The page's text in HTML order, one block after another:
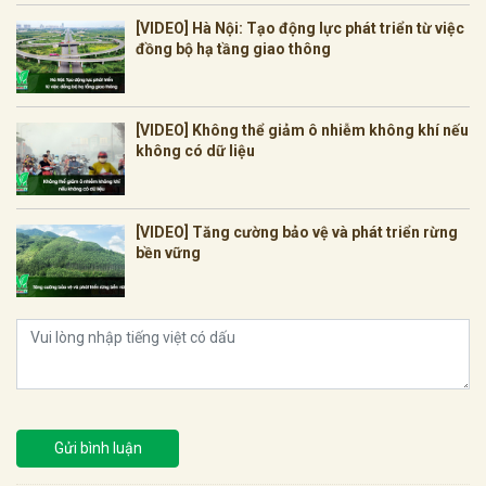
[VIDEO] Hà Nội: Tạo động lực phát triển từ việc
đồng bộ hạ tầng giao thông
[VIDEO] Không thể giảm ô nhiễm không khí nếu
không có dữ liệu
[VIDEO] Tăng cường bảo vệ và phát triển rừng
bền vững
Gửi bình luận